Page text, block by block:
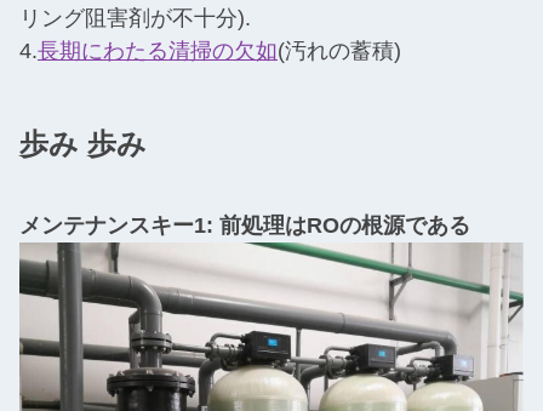
リング阻害剤が不十分).
4.長期にわたる清掃の欠如(汚れの蓄積)
歩み 歩み
メンテナンスキー1: 前処理はROの根源である